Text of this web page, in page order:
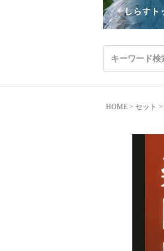
HOME セット